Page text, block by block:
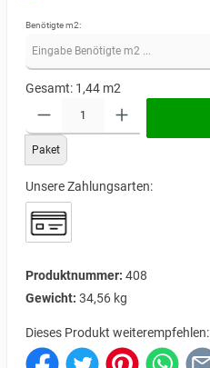
Benötigte m2:
Gesamt: 1,44 m2
Paket
Unsere Zahlungsarten:
Produktnummer: 408
Gewicht: 34,56 kg
Dieses Produkt weiterempfehlen: